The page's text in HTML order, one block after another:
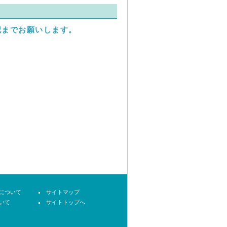
でお願いします。
サイトマップ
サイトトップへ
ついて
て